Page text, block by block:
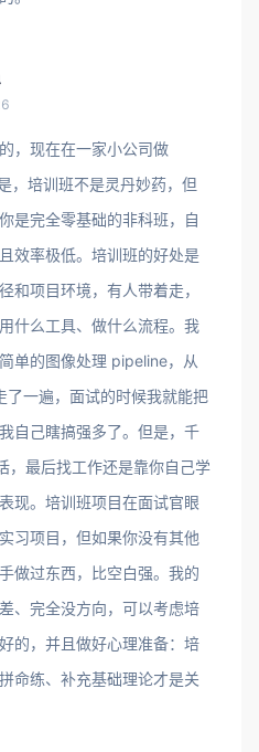
，现在在一家小公司做
，培训班不是灵丹妙药，但
是完全零基础的非科班，自
效率极低。培训班的好处是
和项目环境，有人带着走，
什么工具、做什么流程。我
单的图像处理 pipeline，从
了一遍，面试的时候我就能把
自己瞎搞强多了。但是，千
，最后找工作还是靠你自己学
现。培训班项目在面试官眼
习项目，但如果你没有其他
做过东西，比空白强。我的
、完全没方向，可以考虑培
的，并且做好心理准备：培
命练、补充基础理论才是关